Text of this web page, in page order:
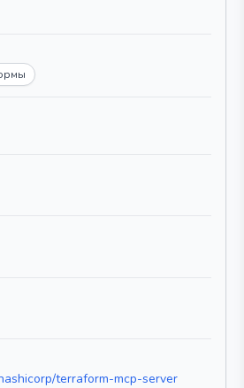
terraform-mcp-server